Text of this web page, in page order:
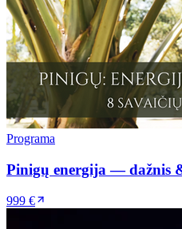
Programa
Pinigų energija — dažnis
999 €